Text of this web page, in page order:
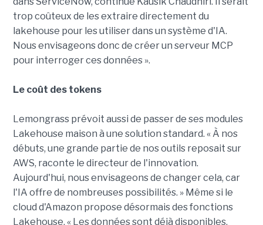
trop coûteux de les extraire directement du
lakehouse pour les utiliser dans un système d'IA.
Nous envisageons donc de créer un serveur MCP
pour interroger ces données ».
Le coût des tokens
Lemongrass prévoit aussi de passer de ses modules
Lakehouse maison à une solution standard. « À nos
débuts, une grande partie de nos outils reposait sur
AWS, raconte le directeur de l'innovation.
Aujourd'hui, nous envisageons de changer cela, car
l'IA offre de nombreuses possibilités. » Même si le
cloud d'Amazon propose désormais des fonctions
Lakehouse. « Les données sont déjà disponibles.